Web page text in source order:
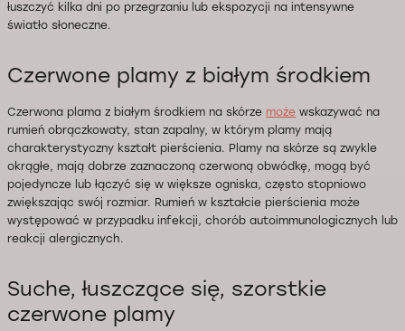
łuszczyć kilka dni po przegrzaniu lub ekspozycji na intensywne
światło słoneczne.
Czerwone plamy z białym środkiem
Czerwona plama z białym środkiem na skórze może wskazywać na
rumień obrączkowaty, stan zapalny, w którym plamy mają
charakterystyczny kształt pierścienia. Plamy na skórze są zwykle
okrągłe, mają dobrze zaznaczoną czerwoną obwódkę, mogą być
pojedyncze lub łączyć się w większe ogniska, często stopniowo
zwiększając swój rozmiar. Rumień w kształcie pierścienia może
występować w przypadku infekcji, chorób autoimmunologicznych lub
reakcji alergicznych.
Suche, łuszczące się, szorstkie
czerwone plamy